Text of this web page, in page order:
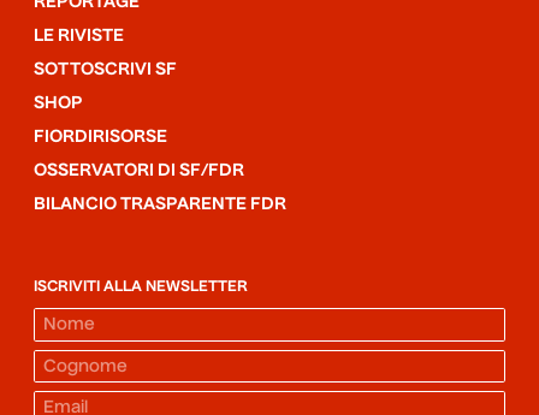
LE RIVISTE
SOTTOSCRIVI SF
SHOP
FIORDIRISORSE
OSSERVATORI DI SF/FDR
BILANCIO TRASPARENTE FDR
ISCRIVITI ALLA NEWSLETTER